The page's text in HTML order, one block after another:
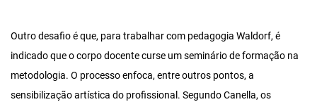
Outro desafio é que, para trabalhar com pedagogia Waldorf, é
indicado que o corpo docente curse um seminário de formação na
metodologia. O processo enfoca, entre outros pontos, a
sensibilização artística do profissional. Segundo Canella, os